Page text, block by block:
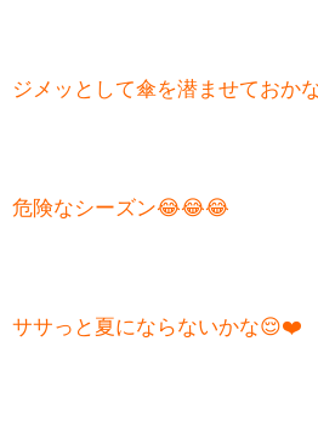
ジメッとして傘を潜ませておか
危険なシーズン😂😂😂
ササっと夏にならないかな😌❤️